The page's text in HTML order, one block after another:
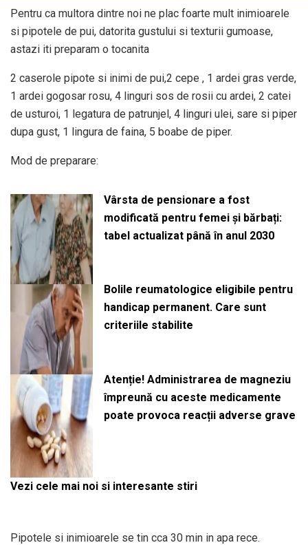
Pentru ca multora dintre noi ne plac foarte mult inimioarele
si pipotele de pui, datorita gustului si texturii gumoase,
astazi iti preparam o tocanita
2 caserole pipote si inimi de pui,2 cepe , 1 ardei gras verde,
1 ardei gogosar rosu, 4 linguri sos de rosii cu ardei, 2 catei
de usturoi, 1 legatura de patrunjel, 4 linguri ulei, sare si piper
dupa gust, 1 lingura de faina, 5 boabe de piper.
Mod de preparare:
Vârsta de pensionare a fost
modificată pentru femei și bărbați:
tabel actualizat până în anul 2030
Bolile reumatologice eligibile pentru
handicap permanent. Care sunt
criteriile stabilite
Atenție! Administrarea de magneziu
împreună cu aceste medicamente
poate provoca reacții adverse grave
Vezi cele mai noi si interesante stiri
Pipotele si inimioarele se tin cca 30 min in apa rece.